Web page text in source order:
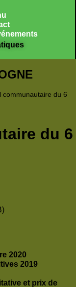
communautaire du 6
du 6
2020
2019
et prix de